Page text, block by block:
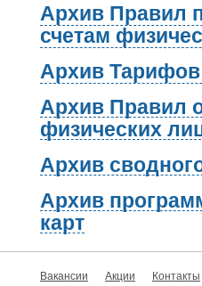
Архив Правил
счетам
Архив Тарифов
Архив Правил
физических
Архив
Архив
карт
Вакансии Акции Контакты